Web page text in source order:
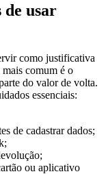
de usar
como justificativa
mais comum é o
do valor de volta.
essenciais:
de cadastrar dados;
ou aplicativo